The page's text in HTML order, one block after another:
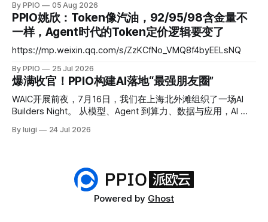
Token Plan 是一套标准化的预付费折扣产品，核心机制是“融
合 Token”：以 DeepSeek V4 Flash 输入 Token 为基准单位
（
关会将复杂任务同时分发给多个各有所长的“专家模型”并行作
答，再通过思考编排与交叉验证，由主模型融合生成最终答
案。 Fusion 模型以智能优先、兼顾性价比：通过工程化的融
合手段，把回答质量稳定在头部旗舰模型梯队，同时把成本控
制在中低梯队。在 DRACO 深度研究基准测试中，PPIO 用三个
开源模型融合后的评分超越了 Claude Fable 5，而成本仅为后
者的十分之一。 Fusion 融合模型证明，智能的提升不再只发
生在参数层，它也可以发生在调用层。 为什么 Agent 时代不
能只依赖一个模型？ 2026 年，大模型市场进入密集迭代期。
Claude、GPT、Kimi、GLM 等主流模型几乎每季度都有新版
本发布，排行榜的头部位置频繁更替。对应用开发者而言，可
By PPIO 05 Aug 2026
PPIO姚欣：Token像汽油，92/95/98含金量不
一样，Agent时代的Token定价逻辑要变了
https://mp.weixin.qq.com/s/ZzKCfNo_VMQ8f4byEELsNQ
By PPIO 25 Jul 2026
爆满收官！PPIO构建AI落地“最强朋友圈”
WAIC开展前夜，7月16日，我们在上海北外滩组织了一场AI
Builders Night。 从模型、Agent 到算力、数据与应用，AI 行
也被反复提起：技术能力不断向前，究竟有多少产品真正进入
重磅嘉宾：PPIO 合伙人陆昆仑、明略科技创始人吴明辉、
Joulebeat 创始人向涛，以及蚂蚁集团副总裁 & 蚂蚁百灵大模
By luigi 24 Jul 2026
Powered by Ghost